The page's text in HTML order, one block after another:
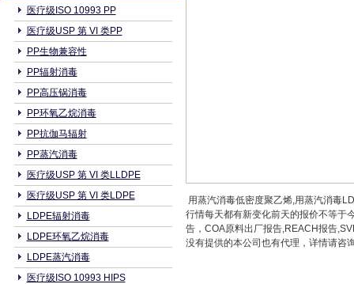
医疗级ISO 10993 PP
医疗级USP 第 VI 类PP
PP生物兼容性
PP辐射消毒
PP高压锅消毒
PP环氧乙烷消毒
PP抗伽马辐射
PP蒸汽消毒
医疗级USP 第 VI 类LLDPE
医疗级USP 第 VI 类LDPE
LDPE辐射消毒
LDPE环氧乙烷消毒
LDPE蒸汽消毒
医疗级ISO 10993 HIPS
用蒸汽消毒低密度聚乙烯,用蒸汽消毒
行情每天都有新变化前天的报价不等于
告，COA原料出厂报告,REACH报告
没有提供的本公司也有代理，详情请